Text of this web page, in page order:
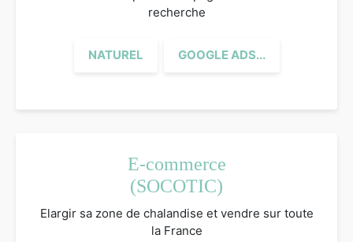
recherche
NATUREL GOOGLE ADS...
E-commerce
(SOCOTIC)
Elargir sa zone de chalandise et vendre sur toute
la France